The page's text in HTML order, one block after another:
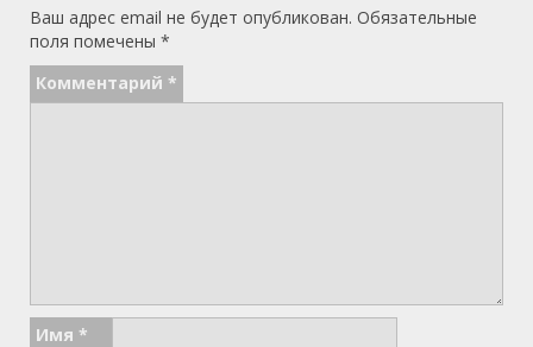
Ваш адрес email не будет опубликован. Обязательные
поля помечены *
Комментарий *
Имя *